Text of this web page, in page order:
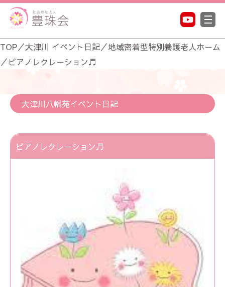
TOP／大津川 イベント日記／地域密着型特別養護老人ホーム
／ ピアノレクレーション♬
大津川八幡苑イベント日記
ピアノレクレーション♬